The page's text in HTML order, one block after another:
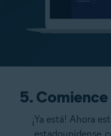
5.
¡Ya está! Ahora